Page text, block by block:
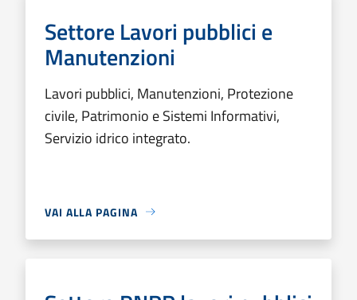
Settore Lavori pubblici e
Manutenzioni
Lavori pubblici, Manutenzioni, Protezione
civile, Patrimonio e Sistemi Informativi,
Servizio idrico integrato.
VAI ALLA PAGINA